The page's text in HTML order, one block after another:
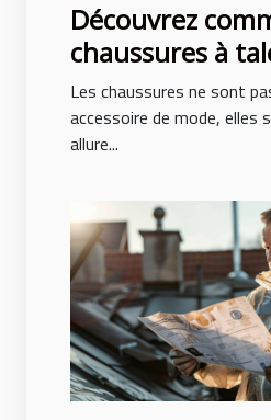
Découvrez
chaussures à
peuvent
posture et style
Les chaussures ne sont
accessoire de mode, elles
allure...